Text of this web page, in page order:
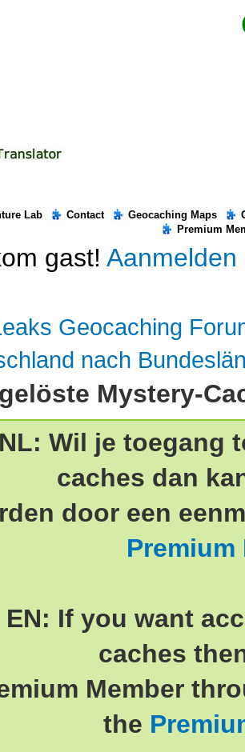
Lab Contact Geocaching Maps
Premium
gast! Aanmelden
Geocaching
nach
Mystery-
NL: Wil je toegang
caches dan
door een
Premium
EN: If you want
caches
Member
the